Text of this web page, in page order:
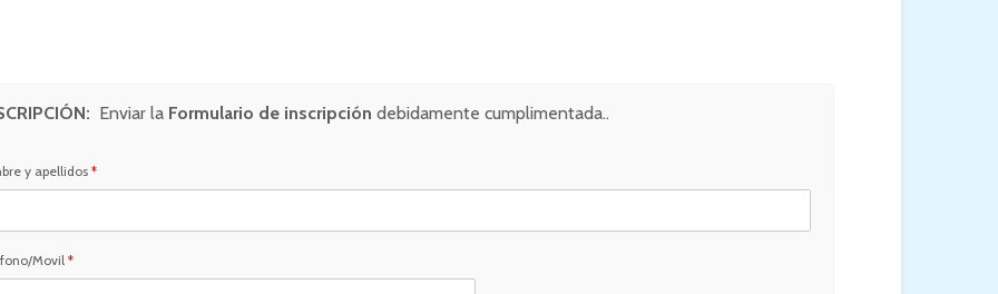
Enviar la Formulario de inscripción debidamente cumplimentada..
y apellidos *
Movil *